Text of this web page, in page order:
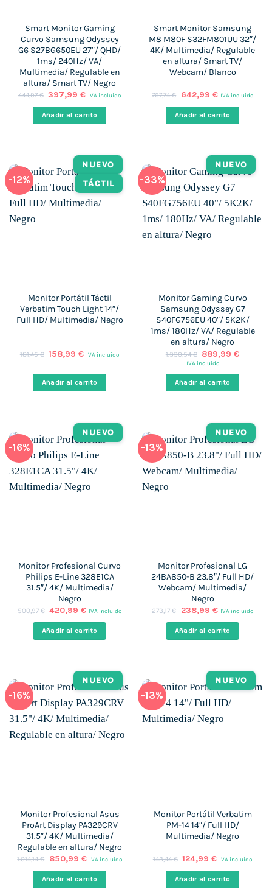
Smart Monitor Gaming
Curvo Samsung Odyssey
G6 S27BG650EU 27″/ QHD/
1ms/ 240Hz/ VA/
Multimedia/ Regulable en
altura/ Smart TV/ Negro
444,97€ El
original
era:
397,99€El
actual
es:
IVA incluido
Añadir al carrito
Smart Monitor Samsung
M8 M80F S32FM801UU 32″/
4K/ Multimedia/ Regulable
en altura/ Smart TV/
Webcam/ Blanco
767,74€
El
original
era:
642,99 €El
actual
es:
IVA incluido
Añadir al carrito
-12%
NUEVO
TÁCTIL
Monitor Portátil Táctil
Verbatim Touch Light 14″/
Full HD/ Multimedia/ Negro
181,45€ El
era:
181,45 €.
158,99€El
es:
158,99 €.
IVA incluido
Añadir al carrito
-33%
NUEVO
Monitor Gaming Curvo
Samsung Odyssey G7
S40FG756EU 40″/ 5K2K/
1ms/ 180Hz/ VA/ Regulable
en altura/ Negro
1.330,54€ El
precio
era:
1.330,54 €.
889,99€El
es:
889,99
IVA incluido
Añadir al carrito
-16%
NUEVO
Monitor Profesional Curvo
Philips E-Line 328E1CA
31.5″/ 4K/ Multimedia/
Negro
500,97€ El
original
era:
420,99€El
actual
es:
IVA incluido
Añadir al carrito
-13%
NUEVO
Monitor Profesional LG
24BA850-B 23.8″/ Full HD/
Webcam/ Multimedia/
Negro
273,17€
El
original
era:
238,99 €El
actual
es:
IVA incluido
Añadir al carrito
-16%
NUEVO
Monitor Profesional Asus
ProArt Display PA329CRV
31.5″/ 4K/ Multimedia/
Regulable en altura/ Negro
1.014,14€
El
original
era:
850,99 €El
actual
es:
IVA incluido
Añadir al carrito
-13%
NUEVO
Monitor Portátil Verbatim
PM-14 14″/ Full HD/
Multimedia/ Negro
143,44€ El
original
era:
124,99€El
actual
es:
IVA incluido
Añadir al carrito